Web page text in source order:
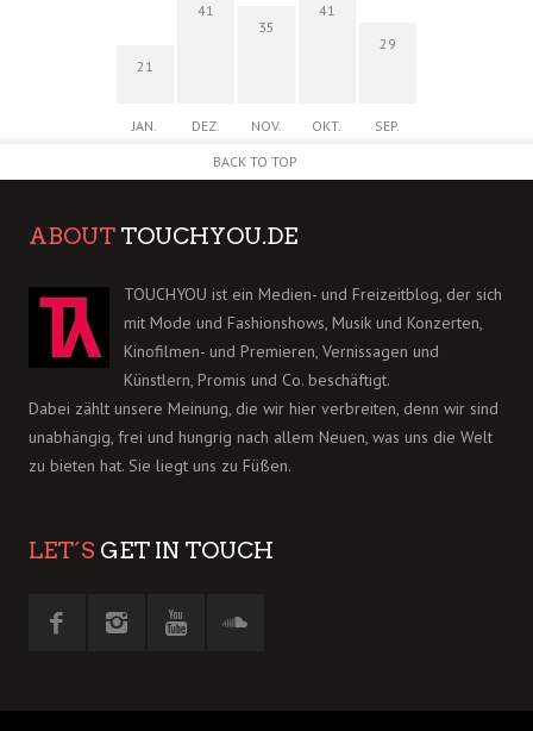
21
JAN.
41
DEZ.
35
NOV.
41
OKT.
29
SEP.
BACK TO TOP
ABOUT TOUCHYOU.DE
TOUCHYOU ist ein Medien- und Freizeitblog, der sich
mit Mode und Fashionshows, Musik und Konzerten,
Kinofilmen- und Premieren, Vernissagen und
Künstlern, Promis und Co. beschäftigt.
Dabei zählt unsere Meinung, die wir hier verbreiten, denn wir sind
unabhängig, frei und hungrig nach allem Neuen, was uns die Welt
zu bieten hat. Sie liegt uns zu Füßen.
LET´S GET IN TOUCH